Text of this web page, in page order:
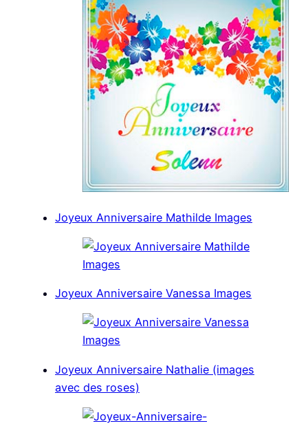
Joyeux Anniversaire Mathilde Images
Joyeux Anniversaire Vanessa Images
Joyeux Anniversaire Nathalie (images
avec des roses)